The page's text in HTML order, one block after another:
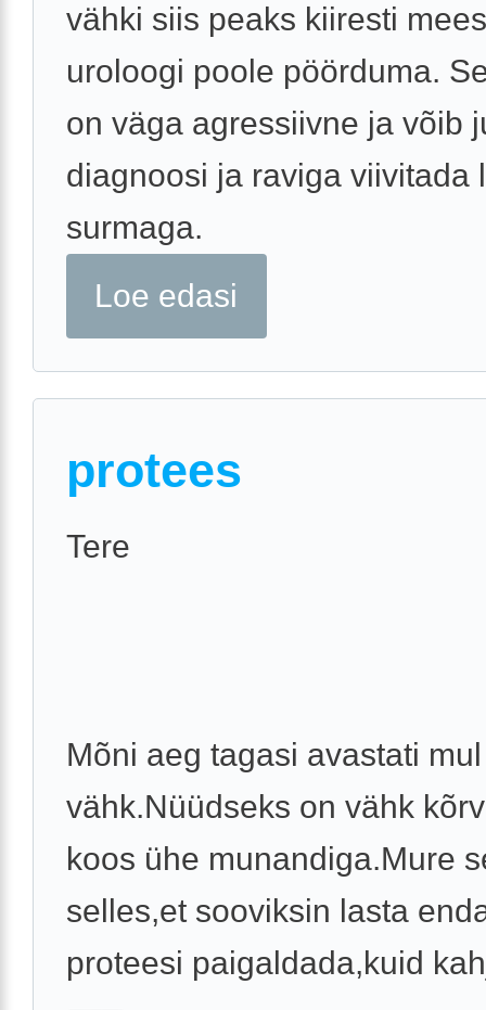
vähki siis peaks kiiresti
uroloogi poole pöörduma.
on väga agressiivne ja võib
diagnoosi ja raviga viivitada
surmaga.
Loe edasi
protees
Tere
Mõni aeg tagasi avastati
vähk.Nüüdseks on vähk
koos ühe munandiga.Mure
selles,et sooviksin lasta
proteesi paigaldada,kuid